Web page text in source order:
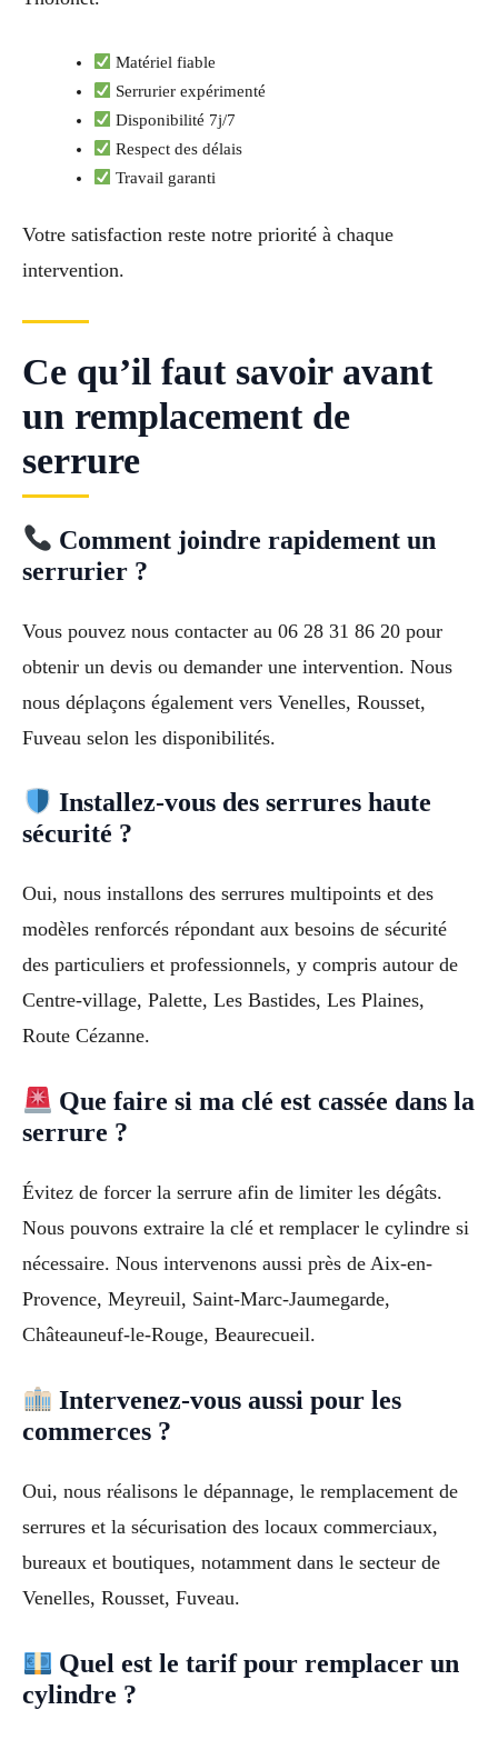
Matériel fiable
Serrurier expérimenté
Disponibilité 7j/7
Respect des délais
Travail garanti
Votre satisfaction reste notre priorité à chaque
intervention.
Ce qu’il faut savoir avant
un remplacement de
serrure
Comment joindre rapidement un
serrurier ?
Vous pouvez nous contacter au 06 28 31 86 20 pour
obtenir un devis ou demander une intervention. Nous
nous déplaçons également vers Venelles, Rousset,
Fuveau selon les disponibilités.
Installez-vous des serrures haute
sécurité ?
Oui, nous installons des serrures multipoints et des
modèles renforcés répondant aux besoins de sécurité
des particuliers et professionnels, y compris autour de
Centre-village, Palette, Les Bastides, Les Plaines,
Route Cézanne.
Que faire si ma clé est cassée dans la
serrure ?
Évitez de forcer la serrure afin de limiter les dégâts.
Nous pouvons extraire la clé et remplacer le cylindre si
nécessaire. Nous intervenons aussi près de Aix-en-
Provence, Meyreuil, Saint-Marc-Jaumegarde,
Châteauneuf-le-Rouge, Beaurecueil.
Intervenez-vous aussi pour les
commerces ?
Oui, nous réalisons le dépannage, le remplacement de
serrures et la sécurisation des locaux commerciaux,
bureaux et boutiques, notamment dans le secteur de
Venelles, Rousset, Fuveau.
Quel est le tarif pour remplacer un
cylindre ?